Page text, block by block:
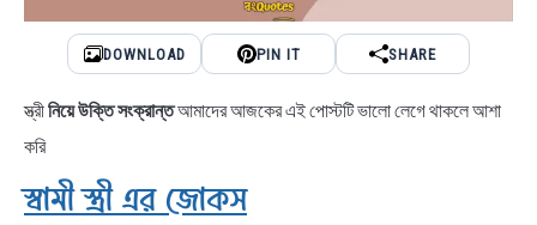
DOWNLOAD PIN IT SHARE
স্ত্রীনিয়ে উক্তি সংক্রান্তআমাদের আজকের এই পোস্টটি ভালো লেগে থাকলে আশা
করি
স্বামী স্ত্রী এর জোকস